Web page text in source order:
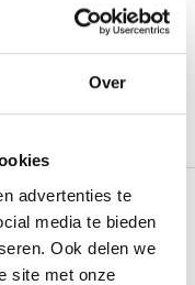
Over
advertenties te
media te bieden
Ook delen we
site met onze
24/7